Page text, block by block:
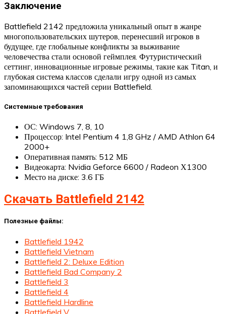
Заключение
Battlefield 2142 предложила уникальный опыт в жанре
многопользовательских шутеров, перенесший игроков в
будущее, где глобальные конфликты за выживание
человечества стали основой геймплея. Футуристический
сеттинг, инновационные игровые режимы, такие как Titan, и
глубокая система классов сделали игру одной из самых
запоминающихся частей серии Battlefield.
Системные требования
ОС: Windows 7, 8, 10
Процессор: Intel Pentium 4 1,8 GHz / AMD Athlon 64
2000+
Оперативная память: 512 МБ
Видеокарта: Nvidia Geforce 6600 / Radeon Х1300
Место на диске: 3.6 ГБ
Скачать Battlefield 2142
Полезные файлы:
Battlefield 1942
Battlefield Vietnam
Battlefield 2: Deluxe Edition
Battlefield Bad Company 2
Battlefield 3
Battlefield 4
Battlefield Hardline
Battlefield V